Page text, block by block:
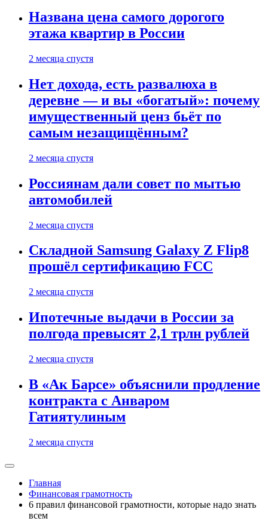
Названа цена самого дорогого
этажа квартир в России
2 месяца спустя
Нет дохода, есть развалюха в
деревне — и вы «богатый»: почему
имущественный ценз бьёт по
самым незащищённым?
2 месяца спустя
Россиянам дали совет по мытью
автомобилей
2 месяца спустя
Складной Samsung Galaxy Z Flip8
прошёл сертификацию FCC
2 месяца спустя
Ипотечные выдачи в России за
полгода превысят 2,1 трлн рублей
2 месяца спустя
В «Ак Барсе» объяснили продление
контракта с Анваром
Гатиятулиным
2 месяца спустя
Главная
Финансовая грамотность
6 правил финансовой грамотности, которые надо знать
всем